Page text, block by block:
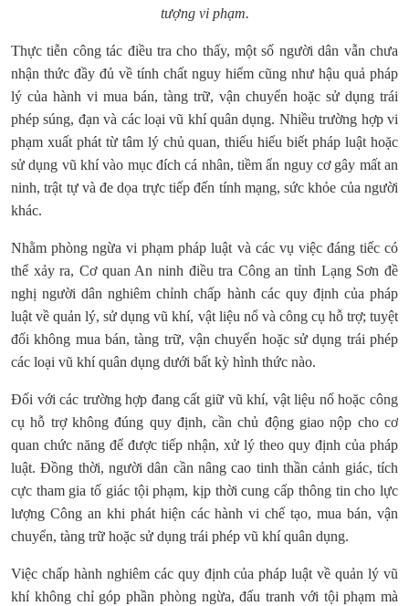
tượng vi phạm.
Thực tiễn công tác điều tra cho thấy, một số người dân vẫn chưa
nhận thức đầy đủ về tính chất nguy hiểm cũng như hậu quả pháp
lý của hành vi mua bán, tàng trữ, vận chuyển hoặc sử dụng trái
phép súng, đạn và các loại vũ khí quân dụng. Nhiều trường hợp vi
phạm xuất phát từ tâm lý chủ quan, thiếu hiểu biết pháp luật hoặc
sử dụng vũ khí vào mục đích cá nhân, tiềm ẩn nguy cơ gây mất an
ninh, trật tự và đe dọa trực tiếp đến tính mạng, sức khỏe của người
khác.
Nhằm phòng ngừa vi phạm pháp luật và các vụ việc đáng tiếc có
thể xảy ra, Cơ quan An ninh điều tra Công an tỉnh Lạng Sơn đề
nghị người dân nghiêm chỉnh chấp hành các quy định của pháp
luật về quản lý, sử dụng vũ khí, vật liệu nổ và công cụ hỗ trợ; tuyệt
đối không mua bán, tàng trữ, vận chuyển hoặc sử dụng trái phép
các loại vũ khí quân dụng dưới bất kỳ hình thức nào.
Đối với các trường hợp đang cất giữ vũ khí, vật liệu nổ hoặc công
cụ hỗ trợ không đúng quy định, cần chủ động giao nộp cho cơ
quan chức năng để được tiếp nhận, xử lý theo quy định của pháp
luật. Đồng thời, người dân cần nâng cao tinh thần cảnh giác, tích
cực tham gia tố giác tội phạm, kịp thời cung cấp thông tin cho lực
lượng Công an khi phát hiện các hành vi chế tạo, mua bán, vận
chuyển, tàng trữ hoặc sử dụng trái phép vũ khí quân dụng.
Việc chấp hành nghiêm các quy định của pháp luật về quản lý vũ
khí không chỉ góp phần phòng ngừa, đấu tranh với tội phạm mà